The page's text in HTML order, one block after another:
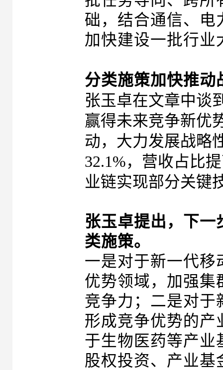
础，结合通信、电
加快建设一批行业
分类施策加快推动
张玉卓在文章中谈
赢得未来竞争新优
动，大力发展战略
32.1%，营收占比
业链实现部分关键
张玉卓提出，下一
类施策。
一是对于新一代移
优势领域，加强集
竞争力；二是对于
形成竞争优势的产
于生物医药等产业
股权投资、产业基